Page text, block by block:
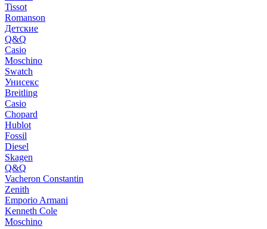
Tissot
Romanson
Детские
Q&Q
Casio
Moschino
Swatch
Унисекс
Breitling
Casio
Chopard
Hublot
Fossil
Diesel
Skagen
Q&Q
Vacheron Constantin
Zenith
Emporio Armani
Kenneth Cole
Moschino